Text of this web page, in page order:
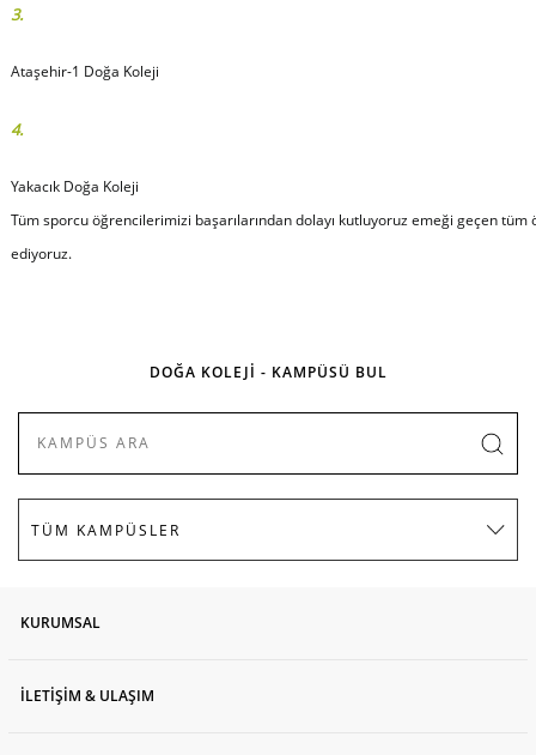
3.
Ataşehir-1 Doğa Koleji
4.
Yakacık Doğa Koleji
Tüm sporcu öğrencilerimizi başarılarından dolayı kutluyoruz emeği geçen
ediyoruz.
DOĞA KOLEJİ - KAMPÜSÜ BUL
KURUMSAL
İLETİŞİM & ULAŞIM